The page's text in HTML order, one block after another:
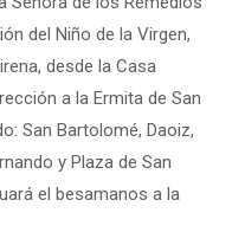
del Niño de la Virgen,
desde la Casa
a la Ermita de San
San Bartolomé, Daoiz,
y Plaza de San
el besamanos a la